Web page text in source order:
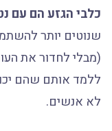
כלבי הגזע הם עם
שנוטים יותר
(מבלי לחדור את
ללמד אותם שהם
לא אנשים.